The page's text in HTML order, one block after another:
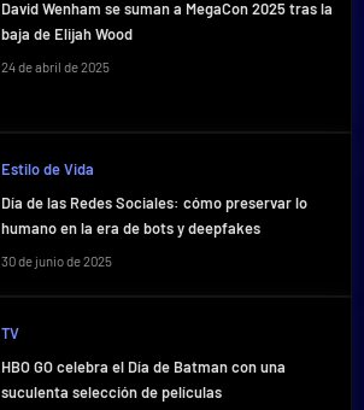
David Wenham se suman a MegaCon 2025 tras la
baja de Elijah Wood
24 de abril de 2025
Estilo de Vida
Día de las Redes Sociales: cómo preservar lo
humano en la era de bots y deepfakes
30 de junio de 2025
TV
HBO GO celebra el Día de Batman con una
suculenta selección de películas